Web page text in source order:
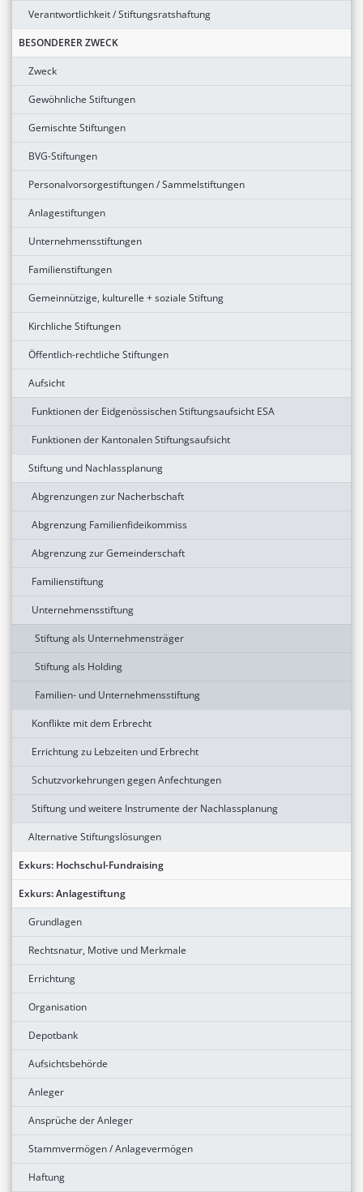
Verantwortlichkeit / Stiftungsratshaftung
BESONDERER ZWECK
Zweck
Gewöhnliche Stiftungen
Gemischte Stiftungen
BVG-Stiftungen
Personalvorsorgestiftungen / Sammelstiftungen
Anlagestiftungen
Unternehmensstiftungen
Familienstiftungen
Gemeinnützige, kulturelle + soziale Stiftung
Kirchliche Stiftungen
Öffentlich-rechtliche Stiftungen
Aufsicht
Funktionen der Eidgenössischen Stiftungsaufsicht ESA
Funktionen der Kantonalen Stiftungsaufsicht
Stiftung und Nachlassplanung
Abgrenzungen zur Nacherbschaft
Abgrenzung Familienfideikommiss
Abgrenzung zur Gemeinderschaft
Familienstiftung
Unternehmensstiftung
Stiftung als Unternehmensträger
Stiftung als Holding
Familien- und Unternehmensstiftung
Konflikte mit dem Erbrecht
Errichtung zu Lebzeiten und Erbrecht
Schutzvorkehrungen gegen Anfechtungen
Stiftung und weitere Instrumente der Nachlassplanung
Alternative Stiftungslösungen
Exkurs: Hochschul-Fundraising
Exkurs: Anlagestiftung
Grundlagen
Rechtsnatur, Motive und Merkmale
Errichtung
Organisation
Depotbank
Aufsichtsbehörde
Anleger
Ansprüche der Anleger
Stammvermögen / Anlagevermögen
Haftung